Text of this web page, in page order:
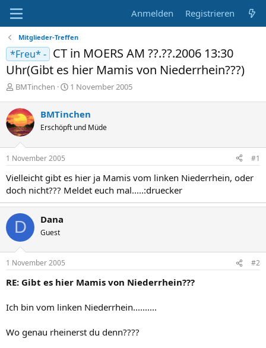
Anmelden Registrieren
Mitglieder-Treffen
*Freu* - CT in MOERS AM ??.??.2006 13:30
Uhr(Gibt es hier Mamis von Niederrhein???)
E
s
t
e
l
l
e
BMTinchen
E
t
e
l
m
1 November 2005
BMTinchen
Erschöpft und Müde
1 November 2005 #1
Vielleicht gibt es hier ja Mamis vom linken Niederrhein, oder
doch nicht??? Meldet euch mal.....:druecker
D Dana
Guest
1 November 2005 #2
RE: Gibt es hier Mamis von Niederrhein???
Ich bin vom linken Niederrhein..........
Wo genau rheinerst du denn????